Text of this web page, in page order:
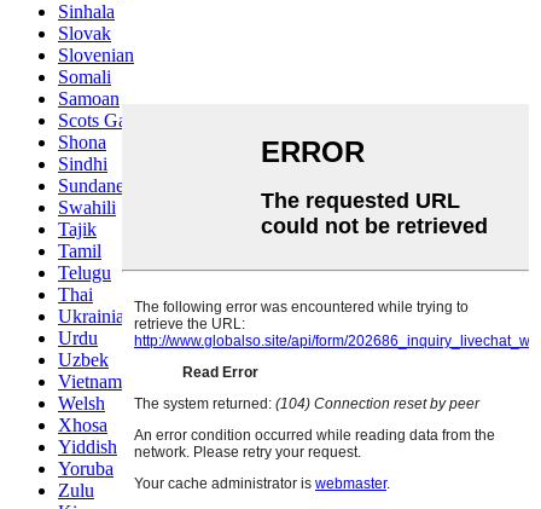
Sinhala
Slovak
Slovenian
Somali
Samoan
Scots Gaelic
Shona
Sindhi
Sundanese
Swahili
Tajik
Tamil
Telugu
Thai
Ukrainian
Urdu
Uzbek
Vietnamese
Welsh
Xhosa
Yiddish
Yoruba
Zulu